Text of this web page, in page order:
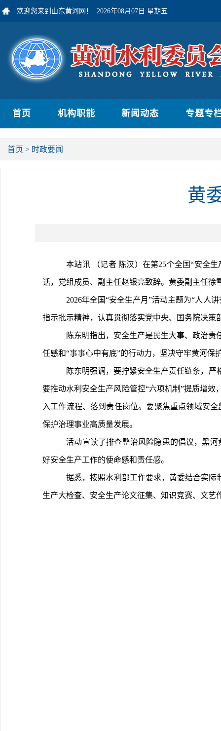
欢迎您来到山东黄河网！ 2026年08月07日 星期五
首页 机构职能 新闻动态 专题专
首页 > 时政要闻
黄
	本站讯 （记者 陈汉）在第25个全国“安全生产月”来临之际，5月29日上午，黄委举行2026年“安全生产月”启动活动。黄委党组书记、主任陈东明宣布活动正式启动并讲
话，党组成员、副主任赵银亮致辞。黄委副主任
指示批示精神，认真贯彻落实党中央、国务院决策
任感和“事事心中有底”的行动力，坚决守牢黄河保
要推动水利安全生产风险管控“六项机制”提质增
入工作流程、落到责任岗位。要聚焦重点领域安
保护治理事业高质量发展。
	活动宣读了排查整治风险隐患的倡议，黑河黄藏寺、黄河古贤水利枢纽工程参建单位代表围绕活动主题发言，参加人员在安全倡议签名墙上郑重签字，进一步增强了做
好安全生产工作的使命感和责任感。
	据悉，按照水利部工作要求，黄委结合实际制定印发了2026年“安全生产月”活动方案，将组织开展“排查整治风险隐患”行动、“三违”专项整治、安全隐患“随手拍”、安全
生产大检查、安全生产论文征集、知识竞赛、文艺